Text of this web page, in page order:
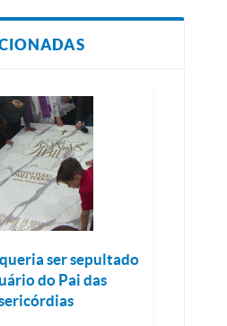
ser sepultado
do Pai das